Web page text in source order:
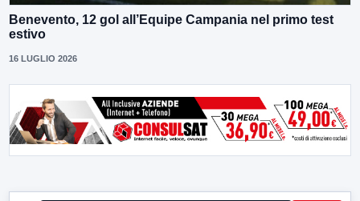
Benevento, 12 gol all’Equipe Campania nel primo test
estivo
16 LUGLIO 2026